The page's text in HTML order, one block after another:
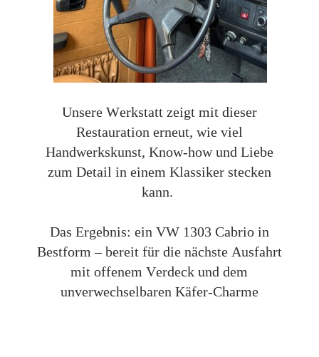
Unsere Werkstatt zeigt mit dieser
Restauration erneut, wie viel
Handwerkskunst, Know-how und Liebe
zum Detail in einem Klassiker stecken
kann.
Das Ergebnis: ein VW 1303 Cabrio in
Bestform – bereit für die nächste Ausfahrt
mit offenem Verdeck und dem
unverwechselbaren Käfer-Charme